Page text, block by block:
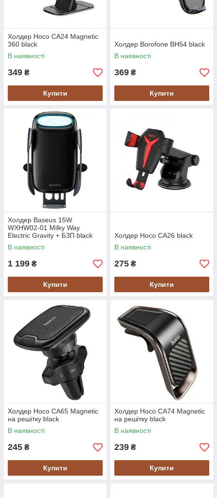
Холдер Hoco CA24 Magnetic
360 black
В наявності
349 ₴
Купити
Холдер Borofone BH54 black
В наявності
369 ₴
Купити
Холдер Baseus 15W
WXHW02-01 Milky Way
Electric Gravity + БЗП black
В наявності
1 199 ₴
Купити
Холдер Hoco CA26 black
В наявності
275 ₴
Купити
Холдер Hoco CA65 Magnetic
на решітку black
В наявності
245 ₴
Купити
Холдер Hoco CA74 Magnetic
на решітку black
В наявності
239 ₴
Купити